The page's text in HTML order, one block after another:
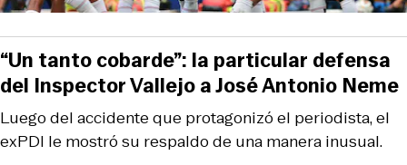
Luego del accidente que protagonizó el periodista, el
exPDI le mostró su respaldo de una manera inusual.
“Un tanto cobarde”: la particular defensa
del Inspector Vallejo a José Antonio Neme